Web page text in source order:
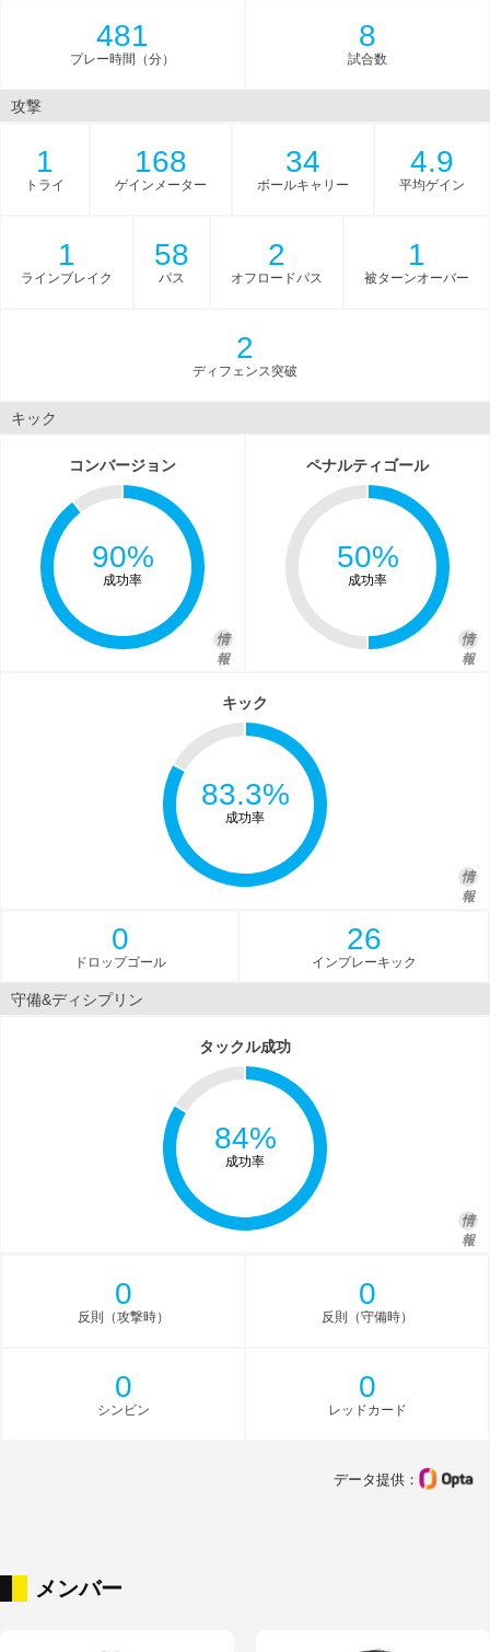
481
プレー時間（分）
8
試合数
攻撃
1
トライ
168
ゲインメーター
34
ボールキャリー
4.9
平均ゲイン
1
ラインブレイク
58
パス
2
オフロードパス
1
被ターンオーバー
2
ディフェンス突破
キック
コンバージョン
90%
成功率
情
報
ペナルティゴール
50%
成功率
情
報
キック
83.3%
成功率
情
報
0
ドロップゴール
26
インプレーキック
守備&ディシプリン
タックル成功
84%
成功率
情
報
0
反則（攻撃時）
0
反則（守備時）
0
シンビン
0
レッドカード
データ提供：
メンバー